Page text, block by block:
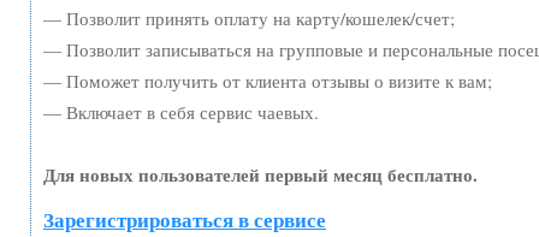
— Позволит принять оплату на карту/кошелек/счет;
— Позволит записываться на групповые и персональные
— Поможет получить от клиента отзывы о визите к вам;
— Включает в себя сервис чаевых.
Для новых пользователей первый месяц бесплатно.
Зарегистрироваться в сервисе